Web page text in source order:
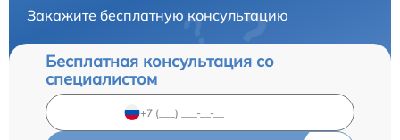
Закажите бесплатную консультацию
Бесплатная консультация со
специалистом